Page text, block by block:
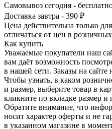
Самовывоз сегодня -
Доставка завтра - 390 ₽
Цена действительна только
отличаться от цен в
Как купить
Уважаемые покупатели наш
вам даёт возможность
в наш­ей сети. Заказы на сайте
Чтобы узнать, в каком
и размер, выберите то­вар в
кли­кните по вкладке раз­мер и
Обратите вн­имание,​ что
носит характер оферты и не
в указанном мага­зине в